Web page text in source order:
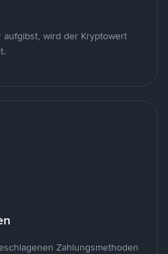
wird der Kryptowert
Zahlungsmethoden